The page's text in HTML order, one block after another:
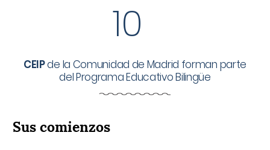
10
CEIPde la Comunidad de Madrid forman parte
del Programa Educativo Bilingüe
Sus comienzos